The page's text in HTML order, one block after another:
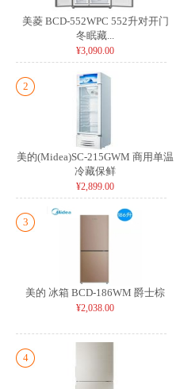
美菱 BCD-552WPC 552升对开门
冬眠藏...
¥3,090.00
2
美的(Midea)SC-215GWM 商用单温
冷藏保鲜
¥2,899.00
3
美的 冰箱 BCD-186WM 爵士棕
¥2,038.00
4